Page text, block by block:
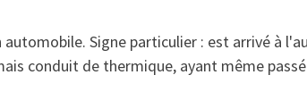
Signe particulier : est arrivé à
conduit de thermique, ayant même